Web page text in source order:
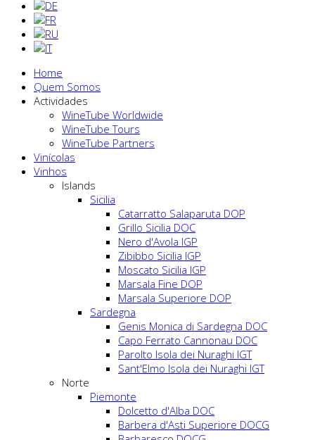
Home
Quem Somos
Actividades
WineTube Worldwide
WineTube Tours
WineTube Partners
Vinícolas
Vinhos
Islands
Sicilia
Catarratto Salaparuta DOP
Grillo Sicilia DOC
Nero d'Avola IGP
Zibibbo Sicilia IGP
Moscato Sicilia IGP
Marsala Fine DOP
Marsala Superiore DOP
Sardegna
Genis Monica di Sardegna DOC
Capo Ferrato Cannonau DOC
Parolto Isola dei Nuraghi IGT
Sant'Elmo Isola dei Nuraghi IGT
Norte
Piemonte
Dolcetto d'Alba DOC
Barbera d'Asti Superiore DOCG